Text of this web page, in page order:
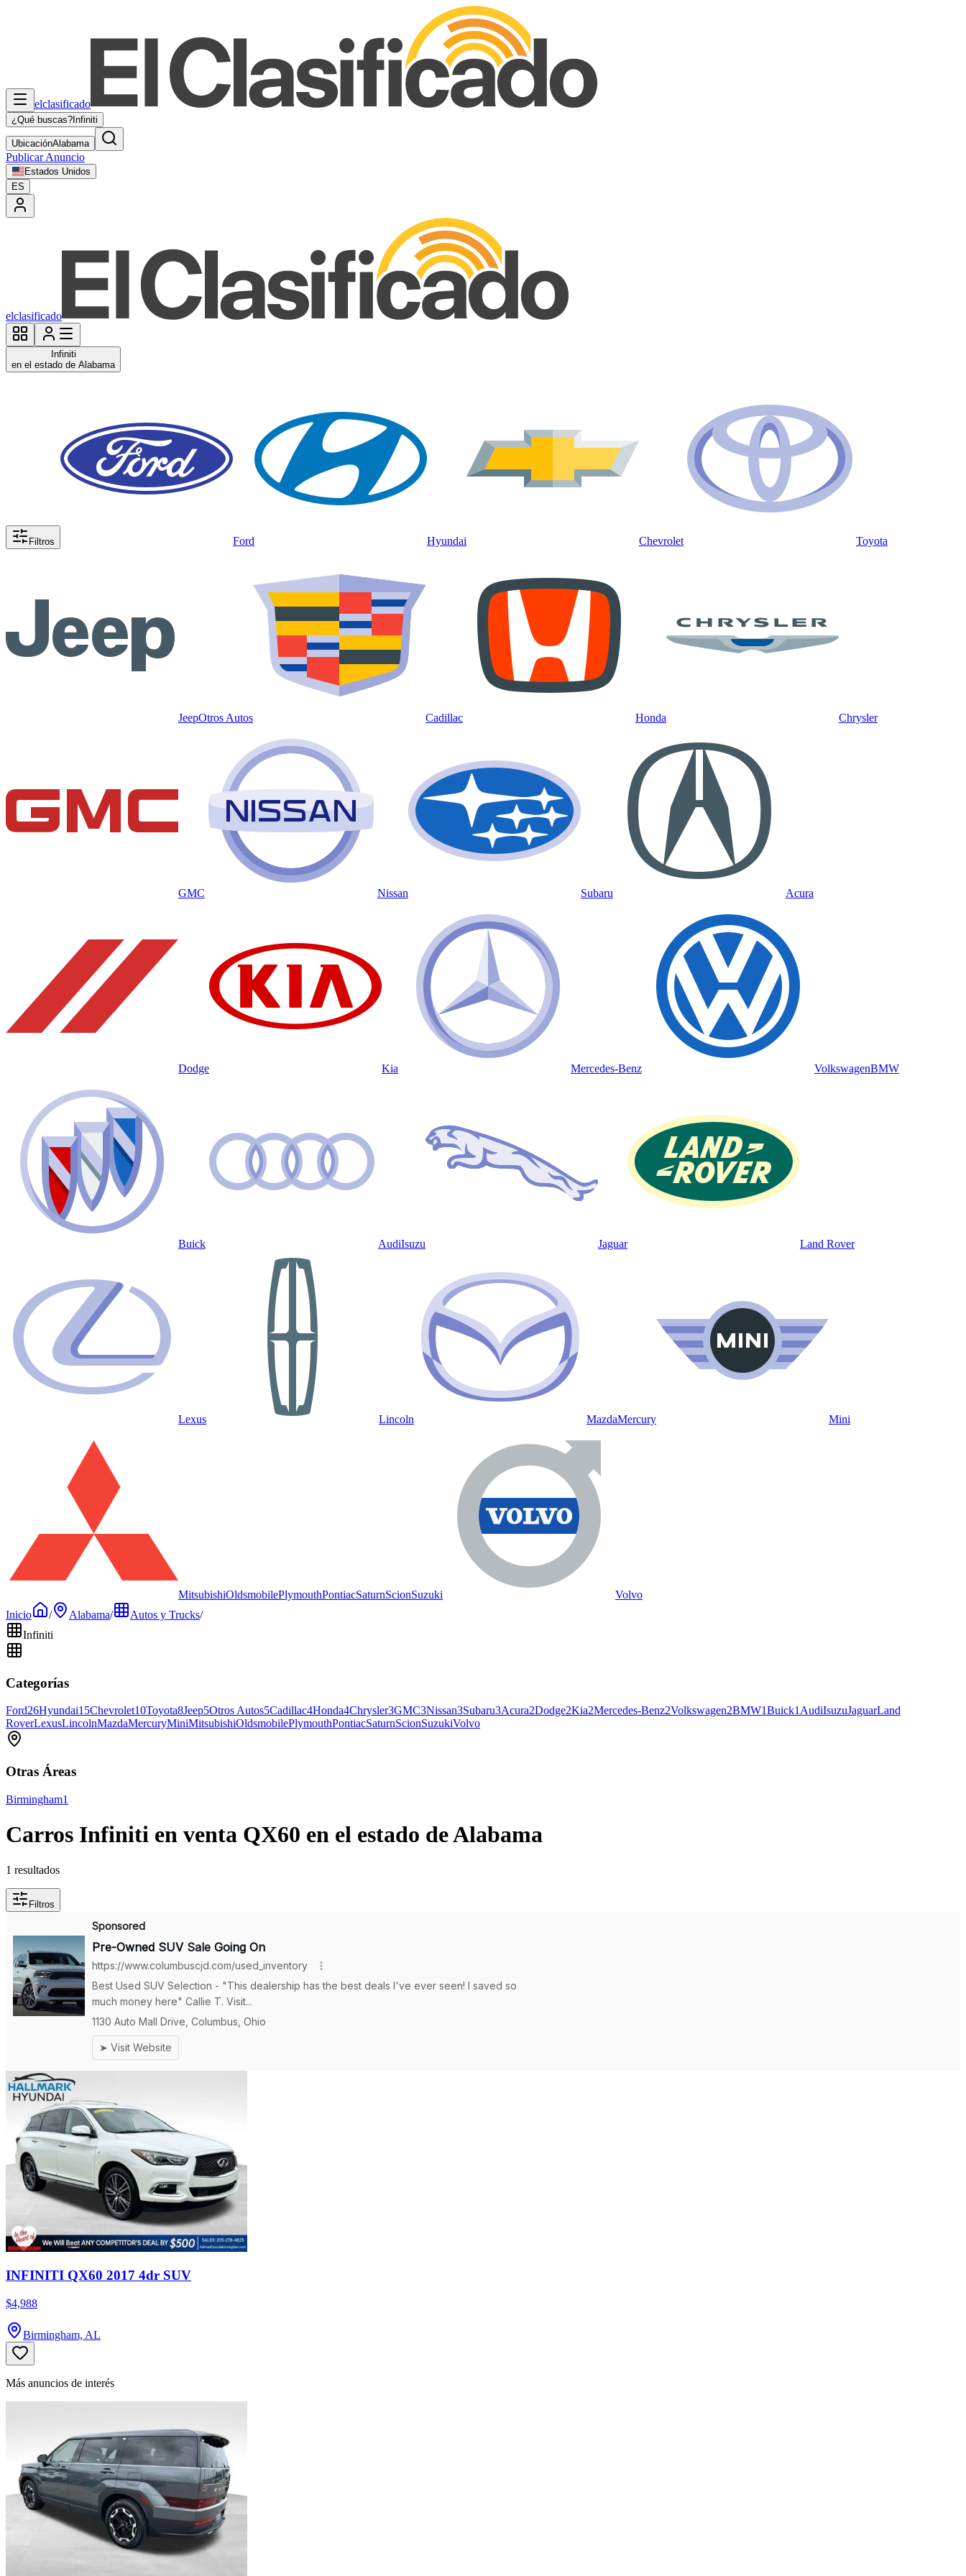
elclasificado
¿Qué buscas? Infiniti
UbicaciónAlabama
Publicar Anuncio
Estados Unidos
ES
elclasificado
Infiniti
en el estado de Alabama
Filtros Ford Hyundai Chevrolet Toyota
JeepOtros Autos Cadillac Honda Chrysler
GMC Nissan Subaru Acura
Dodge Kia Mercedes-Benz VolkswagenBMW
Buick AudiIsuzu Jaguar Land Rover
Lexus Lincoln MazdaMercury Mini
MitsubishiOldsmobilePlymouthPontiacSaturnScionSuzuki
Volvo
Inicio
/ Alabama/ Autos y Trucks/
Infiniti
Categorías
Ford26Hyundai15Chevrolet10Toyota8Jeep5Otros Autos5Cadillac4Honda4Chrysler3GMC3Nissan3Subaru3Acura2Dodge2Kia2Mercedes-Benz2Volkswagen2BMW1Buick1AudiIsuzuJaguarLand
RoverLexusLincolnMazdaMercuryMiniMitsubishiOldsmobilePlymouthPontiacSaturnScionSuzukiVolvo
Otras Áreas
Birmingham1
Carros Infiniti en venta QX60 en el estado de Alabama
1 resultados
Filtros
INFINITI QX60 2017 4dr SUV
$4,988
Birmingham, AL
Más anuncios de interés